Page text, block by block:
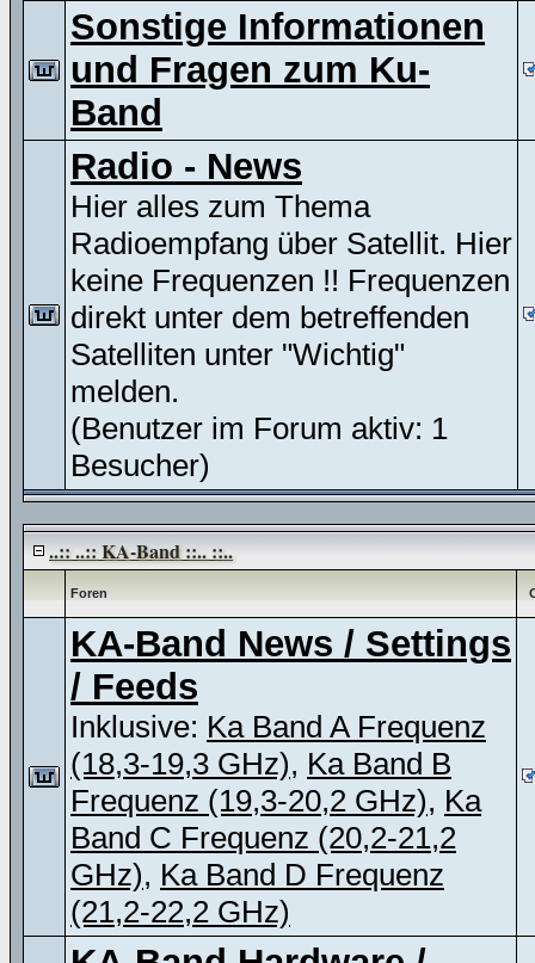
Sonstige Informationen
und Fragen zum Ku-
Band
Radio - News
Hier alles zum Thema
Radioempfang über Satellit. Hier
keine Frequenzen !! Frequenzen
direkt unter dem betreffenden
Satelliten unter "Wichtig"
melden.
(Benutzer im Forum aktiv: 1
Besucher)
..:: ..:: KA-Band ::.. ::..
Foren
KA-Band News / Settings
/ Feeds
Inklusive: Ka Band A Frequenz
(18,3-19,3 GHz), Ka Band B
Frequenz (19,3-20,2 GHz), Ka
Band C Frequenz (20,2-21,2
GHz), Ka Band D Frequenz
(21,2-22,2 GHz)